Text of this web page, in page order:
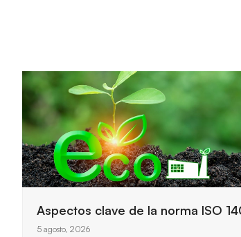
Claves principales del
ISO 14064-1